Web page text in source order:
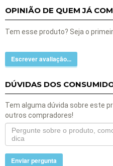
OPINIÃO DE QUEM JÁ
Tem esse produto? Seja o
Escrever avaliação...
DÚVIDAS DOS
Tem alguma dúvida sobre este
outros compradores!
Enviar pergunta